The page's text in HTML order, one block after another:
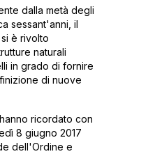
dalla metà degli
sessant'anni, il
è rivolto
naturali
in grado di fornire
di nuove
ricordato con
8 giugno 2017
dell'Ordine e